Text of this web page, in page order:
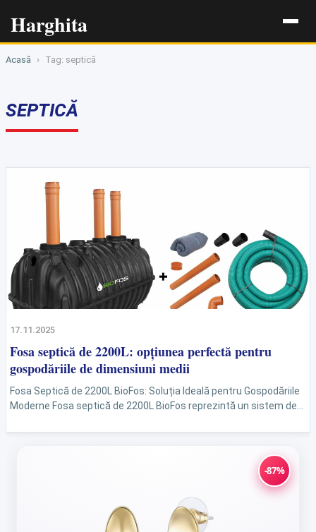
Harghita
Acasă › Tag: septică
SEPTICĂ
17.11.2025
Fosa septică de 2200L: opțiunea perfectă pentru
gospodăriile de dimensiuni medii
Fosa Septică de 2200L BioFos: Soluția Ideală pentru Gospodăriile
Moderne Fosa septică de 2200L BioFos reprezintă un sistem de
-87%